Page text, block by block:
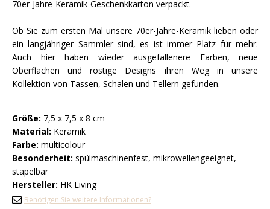
70er-Jahre-Keramik-Geschenkkarton verpackt.
Ob Sie zum ersten Mal unsere 70er-Jahre-Keramik lieben oder
ein langjähriger Sammler sind, es ist immer Platz für mehr.
Auch hier haben wieder ausgefallenere Farben, neue
Oberflächen und rostige Designs ihren Weg in unsere
Kollektion von Tassen, Schalen und Tellern gefunden.
Größe: 7,5 x 7,5 x 8 cm
Material: Keramik
Farbe: multicolour
Besonderheit: spülmaschinenfest, mikrowellengeeignet,
stapelbar
Hersteller: HK Living
Benötigen Sie weitere Informationen?